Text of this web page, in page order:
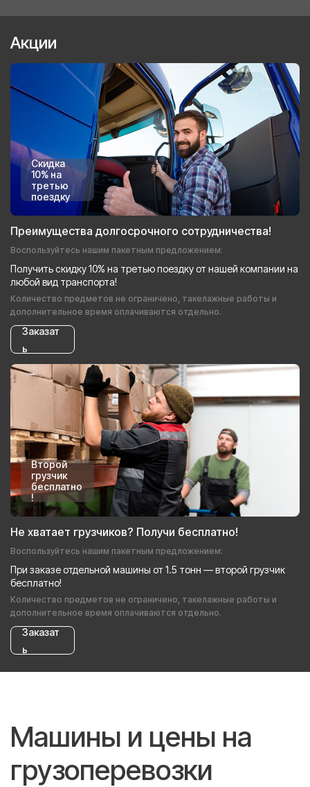
Акции
Скидка
10% на
третью
поездку
Преимущества долгосрочного сотрудничества!
Воспользуйтесь нашим пакетным предложением:
Получить скидку 10% на третью поездку от нашей компании на
любой вид транспорта!
Количество предметов не ограничено, такелажные работы и
дополнительное время оплачиваются отдельно.
Заказат
ь
Второй
грузчик
бесплатно
!
Не хватает грузчиков? Получи бесплатно!
Воспользуйтесь нашим пакетным предложением:
При заказе отдельной машины от 1.5 тонн — второй грузчик
бесплатно!
Количество предметов не ограничено, такелажные работы и
дополнительное время оплачиваются отдельно.
Заказат
ь
Машины и цены на
грузоперевозки